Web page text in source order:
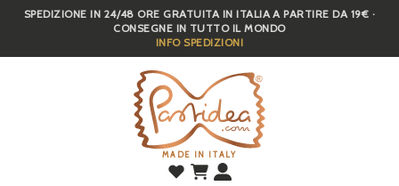
SkipSPEDIZIONE IN 24/48 ORE GRATUITA IN ITALIA A PARTIRE DA 19€ ·
CONSEGNE IN TUTTO IL MONDO
INFO SPEDIZIONI
MADE IN ITALY